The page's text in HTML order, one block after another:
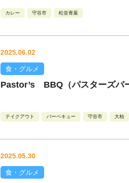
カレー 守谷市 松並青葉
2025.06.02
食・グルメ
Pastor’s BBQ（パスターズバ
テイクアウト バーベキュー 守谷市 大柏
2025.05.30
食・グルメ